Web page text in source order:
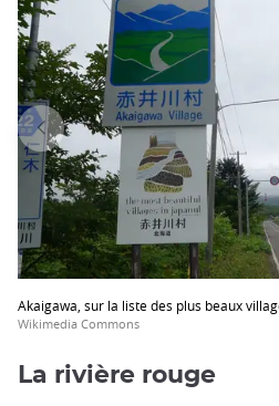
Akaigawa, sur la liste des plus beaux
Wikimedia Commons
La rivière rouge